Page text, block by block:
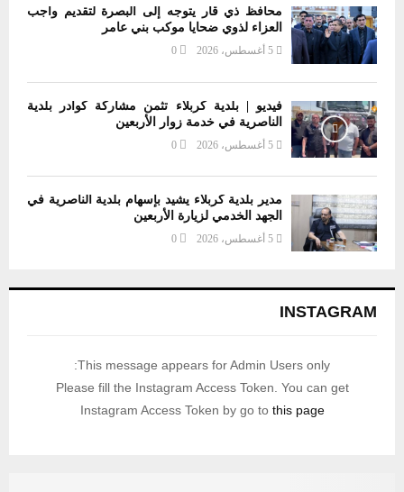
محافظ ذي قار يتوجه إلى البصرة لتقديم واجب
العزاء لذوي ضحايا موكب بني عامر
5 أغسطس، 2026 0
فيديو | بلدية كربلاء تثمن مشاركة كوادر بلدية
الناصرية في خدمة زوار الأربعين
5 أغسطس، 2026 0
مدير بلدية كربلاء يشيد بإسهام بلدية الناصرية في
الجهد الخدمي لزيارة الأربعين
5 أغسطس، 2026 0
INSTAGRAM
This message appears for Admin Users only:
Please fill the Instagram Access Token. You can get
Instagram Access Token by go to this page